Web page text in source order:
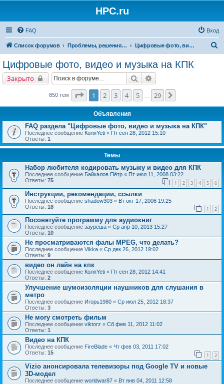
HPC.ru
FAQ Вход
Список форумов Проблемы, решения, советы Цифровые фото, видео и музыка на КПК
Цифровые фото, видео и музыка на КПК
Закрыто Поиск
850 тем Страница1 из
1 2 3 4 5 29
Объявления
FAQ раздела "Цифровые фото, видео и музыка на КПК"
Последнее сообщение КоляYeti « Пт сен 28, 2012 15:10
Ответы: 1
Темы
Набор любителя кодировать музыку и видео для КПК
Последнее сообщение Байкалов Пётр « Пт июл 11, 2008 03:22
Ответы: 75 1 2 3 4 5 6
Инструкции, рекомендации, ссылки
Последнее сообщение shadow303 « Вт окт 17, 2006 19:25
Ответы: 18 1 2
Посоветуйте программу для аудиокниг
Последнее сообщение зауреша « Ср апр 10, 2013 15:27
Ответы: 10
Не просматриваются фалы MPEG, что делать?
Последнее сообщение Vikka « Ср дек 26, 2012 19:02
Ответы: 9
видео он лайн на кпк
Последнее сообщение КоляYeti « Пт сен 28, 2012 14:41
Ответы: 2
Улучшение шумоизоляции наушников для слушания в
метро
Последнее сообщение Игорь1980 « Ср июл 25, 2012 18:37
Ответы: 3
Не могу смотреть фильм
Последнее сообщение viktorz « Сб фев 11, 2012 11:02
Ответы: 1
Видео на КПК
Последнее сообщение FireBlade « Чт фев 03, 2011 17:02
Ответы: 15 1 2
Vizio анонсировала телевизоры под Google TV и новые
3D-модел
Последнее сообщение worldwar87 « Вт янв 04, 2011 12:58